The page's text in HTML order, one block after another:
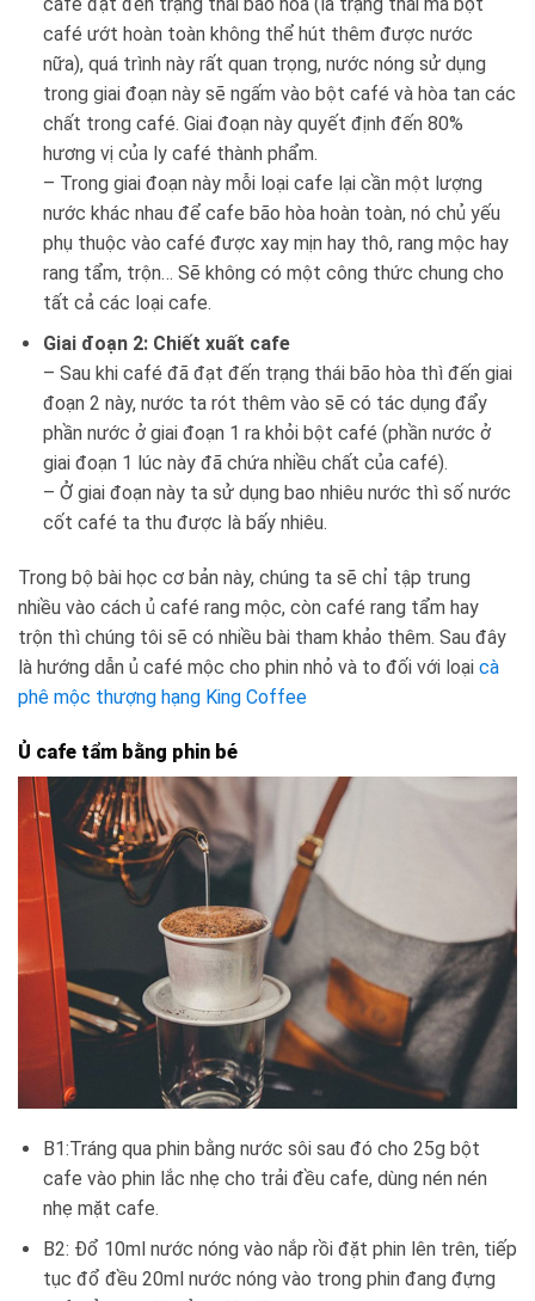
café ướt hoàn toàn không thể hút thêm được nước
nữa), quá trình này rất quan trọng, nước nóng sử dụng
trong giai đoạn này sẽ ngấm vào bột café và hòa tan các
chất trong café. Giai đoạn này quyết định đến 80%
hương vị của ly café thành phẩm.
– Trong giai đoạn này mỗi loại cafe lại cần một lượng
nước khác nhau để cafe bão hòa hoàn toàn, nó chủ yếu
phụ thuộc vào café được xay mịn hay thô, rang mộc hay
rang tẩm, trộn… Sẽ không có một công thức chung cho
tất cả các loại cafe.
Giai đoạn 2: Chiết xuất cafe
– Sau khi café đã đạt đến trạng thái bão hòa thì đến giai
đoạn 2 này, nước ta rót thêm vào sẽ có tác dụng đẩy
phần nước ở giai đoạn 1 ra khỏi bột café (phần nước ở
giai đoạn 1 lúc này đã chứa nhiều chất của café).
– Ở giai đoạn này ta sử dụng bao nhiêu nước thì số nước
cốt café ta thu được là bấy nhiêu.
Trong bộ bài học cơ bản này, chúng ta sẽ chỉ tập trung
nhiều vào cách ủ café rang mộc, còn café rang tẩm hay
trộn thì chúng tôi sẽ có nhiều bài tham khảo thêm. Sau đây
là hướng dẫn ủ café mộc cho phin nhỏ và to đối với loại cà
phê mộc thượng hạng King Coffee
Ủ cafe tẩm bằng phin bé
B1:Tráng qua phin bằng nước sôi sau đó cho 25g bột
cafe vào phin lắc nhẹ cho trải đều cafe, dùng nén nén
nhẹ mặt cafe.
B2: Đổ 10ml nước nóng vào nắp rồi đặt phin lên trên, tiếp
tục đổ đều 20ml nước nóng vào trong phin đang đựng